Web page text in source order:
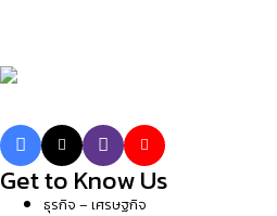
Get to Know Us
ธุรกิจ – เศรษฐกิจ